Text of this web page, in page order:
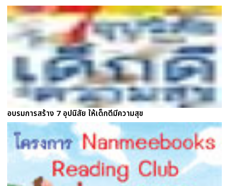
อบรมการสร้าง 7 อุปนิสัย ให้เด็กดีมีความสุข